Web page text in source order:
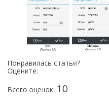
Понравилась статья?
Оцените:
Всего оценок: 10